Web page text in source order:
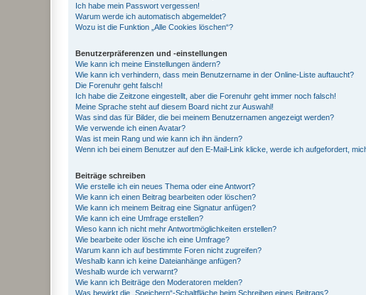
Ich habe mein Passwort vergessen!
Warum werde ich automatisch abgemeldet?
Wozu ist die Funktion „Alle Cookies löschen“?
Benutzerpräferenzen und -einstellungen
Wie kann ich meine Einstellungen ändern?
Wie kann ich verhindern, dass mein Benutzername in der Online-Liste auftaucht?
Die Forenuhr geht falsch!
Ich habe die Zeitzone eingestellt, aber die Forenuhr geht immer noch falsch!
Meine Sprache steht auf diesem Board nicht zur Auswahl!
Was sind das für Bilder, die bei meinem Benutzernamen angezeigt werden?
Wie verwende ich einen Avatar?
Was ist mein Rang und wie kann ich ihn ändern?
Wenn ich bei einem Benutzer auf den E-Mail-Link klicke, werde ich aufgefordert,
Beiträge schreiben
Wie erstelle ich ein neues Thema oder eine Antwort?
Wie kann ich einen Beitrag bearbeiten oder löschen?
Wie kann ich meinem Beitrag eine Signatur anfügen?
Wie kann ich eine Umfrage erstellen?
Wieso kann ich nicht mehr Antwortmöglichkeiten erstellen?
Wie bearbeite oder lösche ich eine Umfrage?
Warum kann ich auf bestimmte Foren nicht zugreifen?
Weshalb kann ich keine Dateianhänge anfügen?
Weshalb wurde ich verwarnt?
Wie kann ich Beiträge den Moderatoren melden?
Was bewirkt die „Speichern“-Schaltfläche beim Schreiben eines Beitrags?